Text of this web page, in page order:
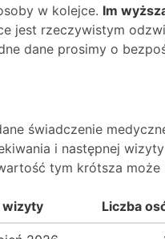
w kolejce. Im
jest rzeczywistym
dane prosimy o
świadczenie
i następnej
tym krótsza
wizyty Liczba